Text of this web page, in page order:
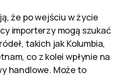
że po wejściu w życie
importerzy mogą szukać
takich jak Kolumbia,
co z kolei wpłynie na
handlowe. Może to